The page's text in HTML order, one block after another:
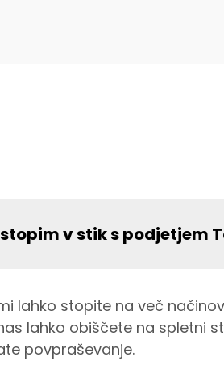
v stik s podjetjem
lahko stopite na več
lahko obiščete na spletni
povpraševanje.